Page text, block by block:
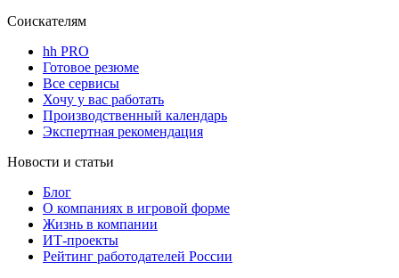
Соискателям
hh PRO
Готовое резюме
Все сервисы
Хочу у вас работать
Производственный календарь
Экспертная рекомендация
Новости и статьи
Блог
О компаниях в игровой форме
Жизнь в компании
ИТ-проекты
Рейтинг работодателей России